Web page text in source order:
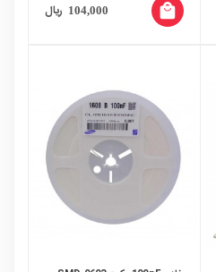
104,000 ریال local_mall